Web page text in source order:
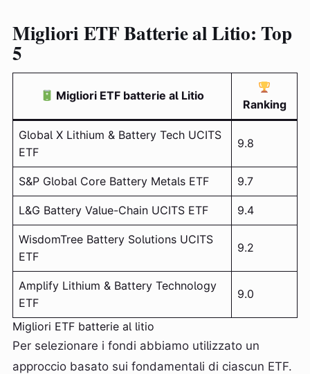
Migliori ETF Batterie al Litio: Top
5
Migliori ETF batterie al Litio
Ranking
Global X Lithium & Battery Tech UCITS
ETF
9.8
S&P Global Core Battery Metals ETF 9.7
L&G Battery Value-Chain UCITS ETF 9.4
WisdomTree Battery Solutions UCITS
ETF
9.2
Amplify Lithium & Battery Technology
ETF
9.0
Migliori ETF batterie al litio
Per selezionare i fondi abbiamo utilizzato un
approccio basato sui fondamentali di ciascun ETF.